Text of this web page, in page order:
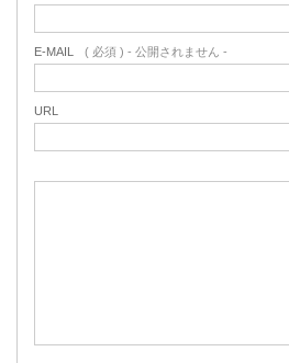
E-MAIL ( 必須 ) - 公開されません -
URL